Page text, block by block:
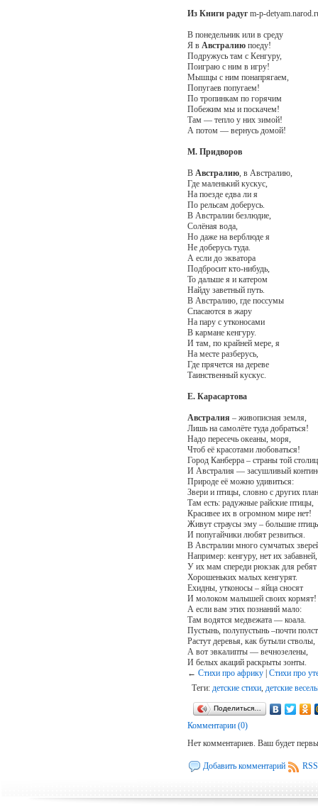
Из Книги радугm-p-
В понедельник или в среду
Я в Австралиюпоеду!
Подружусь там с Кенгуру,
Поиграю с ним в игру!
Мышцы с ним понапрягаем,
Попугаев попугаем!
По тропинкам по горячим
Побежим мы и поскачем!
Там — тепло у них зимой!
А потом — вернусь домой!
М. Придворов
В Австралию, в Австралию,
Где маленький кускус,
На поезде едва ли я
По рельсам доберусь.
В Австралии безлюдие,
Солёная вода,
Но даже на верблюде я
Не доберусь туда.
А если до экватора
Подбросит кто-нибудь,
То дальше я и катером
Найду заветный путь.
В Австралию, где поссумы
Спасаются в жару
На пару с утконосами
В кармане кенгуру.
И там, по крайней мере, я
На месте разберусь,
Где прячется на дереве
Таинственный кускус.
Е. Карасартова
Австралия – живописная земля,
Лишь на самолёте туда добраться!
Надо пересечь океаны, моря,
Чтоб её красотами любоваться!
Город Канберра – страны той
И Австралия — засушливый
Природе её можно удивиться:
Звери и птицы, словно с других
Там есть: радужные райские птицы,
Красивее их в огромном мире нет!
Живут страусы эму – большие
И попугайчики любят резвиться.
В Австралии много сумчатых
Например: кенгуру, нет их забавней,
У их мам спереди рюкзак для ребят
Хорошеньких малых кенгурят.
Ехидны, утконосы – яйца сносят
И молоком малышей своих кормят!
А если вам этих познаний мало:
Там водятся медвежата — коала.
Пустынь, полупустынь –почти
Растут деревья, как бутыли стволы,
А вот эвкалипты — вечнозелены,
И белых акаций раскрыты зонты.
← Стихи про африку| Стихи про
Теги: детские стихи, детские
Поделиться…
Комментарии (0)
Нет комментариев. Ваш будет
Добавить комментарий